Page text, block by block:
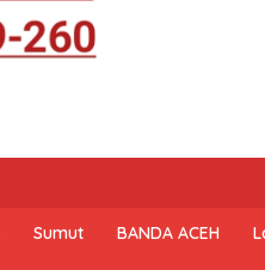
Sumut BANDA ACEH